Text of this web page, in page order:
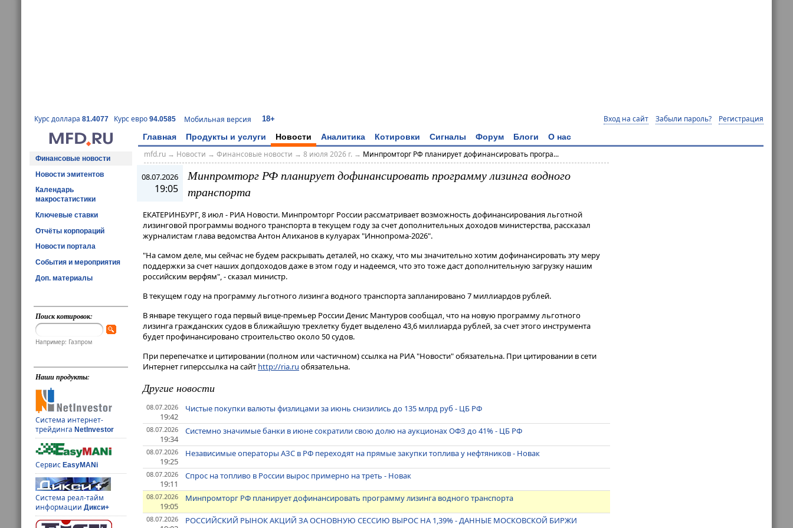
Курс доллара 81.4077 Курс евро 94.0585 Мобильная версия 18+ Вход на сайт Забыли пароль? Регистрация
Главная Продукты и услуги Новости Аналитика Котировки Сигналы Форум Блоги О нас
Финансовые новости
Новости эмитентов
Календарь
макростатистики
Ключевые ставки
Отчёты корпораций
Новости портала
События и мероприятия
Доп. материалы
Поиск котировок:
Например: Газпром
Наши продукты:
Система интернет-
трейдингаNetInvestor
СервисEasyMANi
Система реал-тайм
информацииДикси+
mfd.ru→ Новости → Финансовые новости → 8 июля 2026 г. → Минпромторг РФ планирует дофинансировать програ...
08.07.2026
19:05
Минпромторг РФ планирует дофинансировать программу лизинга водного
транспорта
ЕКАТЕРИНБУРГ, 8 июл - РИА Новости. Минпромторг России рассматривает возможность дофинансирования льготной
лизинговой программы водного транспорта в текущем году за счет дополнительных доходов министерства, рассказал
журналистам глава ведомства Антон Алиханов в кулуарах "Иннопрома-2026".
"На самом деле, мы сейчас не будем раскрывать деталей, но скажу, что мы значительно хотим дофинансировать эту меру
поддержки за счет наших допдоходов даже в этом году и надеемся, что это тоже даст дополнительную загрузку нашим
российским верфям", - сказал министр​​​.
В текущем году на программу льготного лизинга водного транспорта запланировано 7 миллиардов рублей.
В январе текущего года первый вице-премьер России Денис Мантуров сообщал, что на новую программу льготного
лизинга гражданских судов в ближайшую трехлетку будет выделено 43,6 миллиарда рублей, за счет этого инструмента
будет профинансировано строительство около 50 судов.
При перепечатке и цитировании (полном или частичном) ссылка на РИА "Новости" обязательна. При цитировании в сети
Интернет гиперссылка на сайт http://ria.ru обязательна.
Другие новости
08.07.2026
19:42
Чистые покупки валюты физлицами за июнь снизились до 135 млрд руб - ЦБ РФ
08.07.2026
19:34
Системно значимые банки в июне сократили свою долю на аукционах ОФЗ до 41% - ЦБ РФ
08.07.2026
19:25
Независимые операторы АЗС в РФ переходят на прямые закупки топлива у нефтяников - Новак
08.07.2026
19:11
Спрос на топливо в России вырос примерно на треть - Новак
08.07.2026
19:05
Минпромторг РФ планирует дофинансировать программу лизинга водного транспорта
08.07.2026 РОССИЙСКИЙ РЫНОК АКЦИЙ ЗА ОСНОВНУЮ СЕССИЮ ВЫРОС НА 1,39% - ДАННЫЕ МОСКОВСКОЙ БИРЖИ